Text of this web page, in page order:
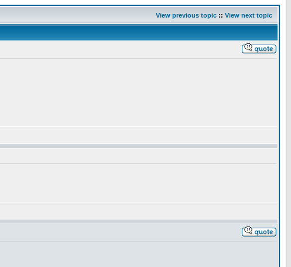
View previous topic :: View next topic